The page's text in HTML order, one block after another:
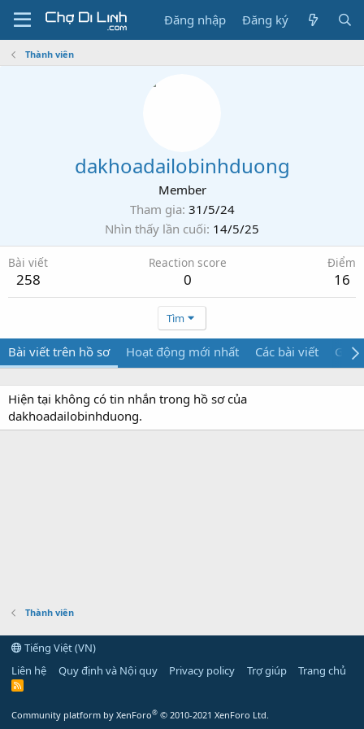
Đăng nhập Đăng ký
Thành viên
dakhoadailobinhduong
Member
Tham gia 31/5/24
Nhìn thấy lần cuối 14/5/25
Bài viết
258
Reaction score
0
Điểm
16
Tìm
Bài viết trên hồ sơ Hoạt động mới nhất Các bài viết Giới
Hiện tại không có tin nhắn trong hồ sơ của
dakhoadailobinhduong.
Thành viên
Tiếng Việt (VN)
Liên hệ
Quy định và Nội quy Privacy policy Trợ giúp Trang chủ
R
Community platform by XenForo® © 2010-2021 XenForo Ltd.